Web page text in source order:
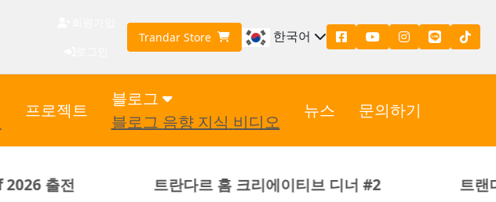
Trandar Store 한국어
프로젝트
블로그
블로그 음향 지식 비디오
뉴스 문의하기
트란다르 홈 크리에이티브 디너 #2 트랜다 아쿠스틱